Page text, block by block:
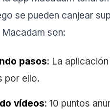
se pueden canjear
son:
pasos: La
por ello.
vídeos: 10 puntos